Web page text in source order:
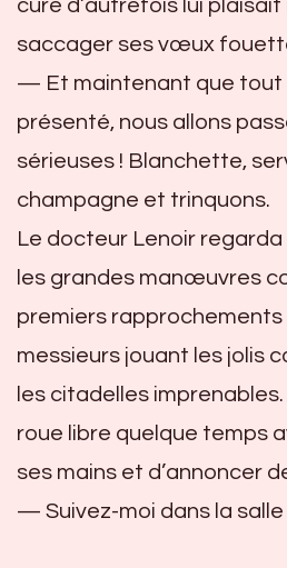
curé d’autrefois lui plaisait
saccager ses vœux
— Et maintenant que tout
présenté, nous allons
sérieuses ! Blanchette,
champagne et trinquons.
Le docteur Lenoir
les grandes manœuvres
premiers rapprochements
messieurs jouant les jolis
les citadelles
roue libre quelque temps
ses mains et d’annoncer
— Suivez-moi dans la salle